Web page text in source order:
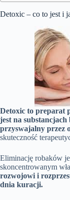
Detoxic – co to jest i
Detoxic to preparat
jest na
przyswajalny przez
skuteczność
Eliminację robaków
skoncentrowanym
rozwojowi i
dnia kuracji.